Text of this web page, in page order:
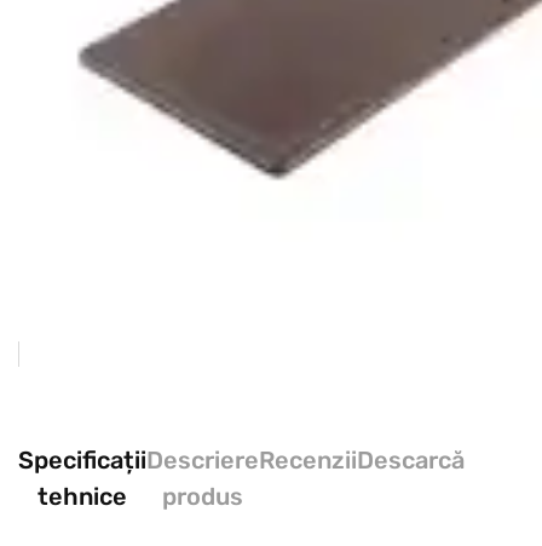
Specificații
tehnice
Descriere
produs
RecenziiDescarcă